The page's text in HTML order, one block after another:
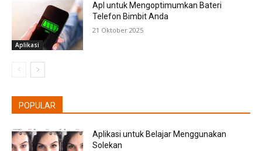
Aplikasi
Apl untuk Mengoptimumkan Bateri
Telefon Bimbit Anda
21 Oktober 2025
POPULAR
Aplikasi untuk Belajar Menggunakan
Solekan